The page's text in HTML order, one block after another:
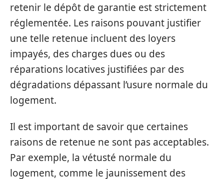
retenir le dépôt de garantie est strictement
réglementée. Les raisons pouvant justifier
une telle retenue incluent des loyers
impayés, des charges dues ou des
réparations locatives justifiées par des
dégradations dépassant l’usure normale du
logement.
Il est important de savoir que certaines
raisons de retenue ne sont pas acceptables.
Par exemple, la vétusté normale du
logement, comme le jaunissement des